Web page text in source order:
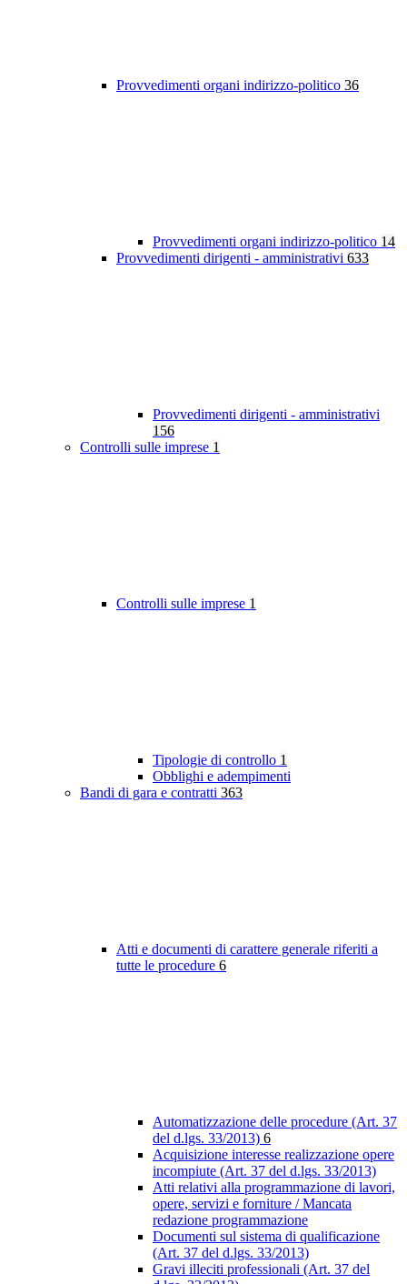
Provvedimenti organi indirizzo-politico 36
Provvedimenti organi indirizzo-politico 14
Provvedimenti dirigenti - amministrativi 633
Provvedimenti dirigenti - amministrativi
156
Controlli sulle imprese 1
Controlli sulle imprese 1
Tipologie di controllo 1
Obblighi e adempimenti
Bandi di gara e contratti 363
Atti e documenti di carattere generale riferiti a
tutte le procedure 6
Automatizzazione delle procedure (Art. 37
del d.lgs. 33/2013) 6
Acquisizione interesse realizzazione opere
incompiute (Art. 37 del d.lgs. 33/2013)
Atti relativi alla programmazione di lavori,
opere, servizi e forniture / Mancata
redazione programmazione
Documenti sul sistema di qualificazione
(Art. 37 del d.lgs. 33/2013)
Gravi illeciti professionali (Art. 37 del